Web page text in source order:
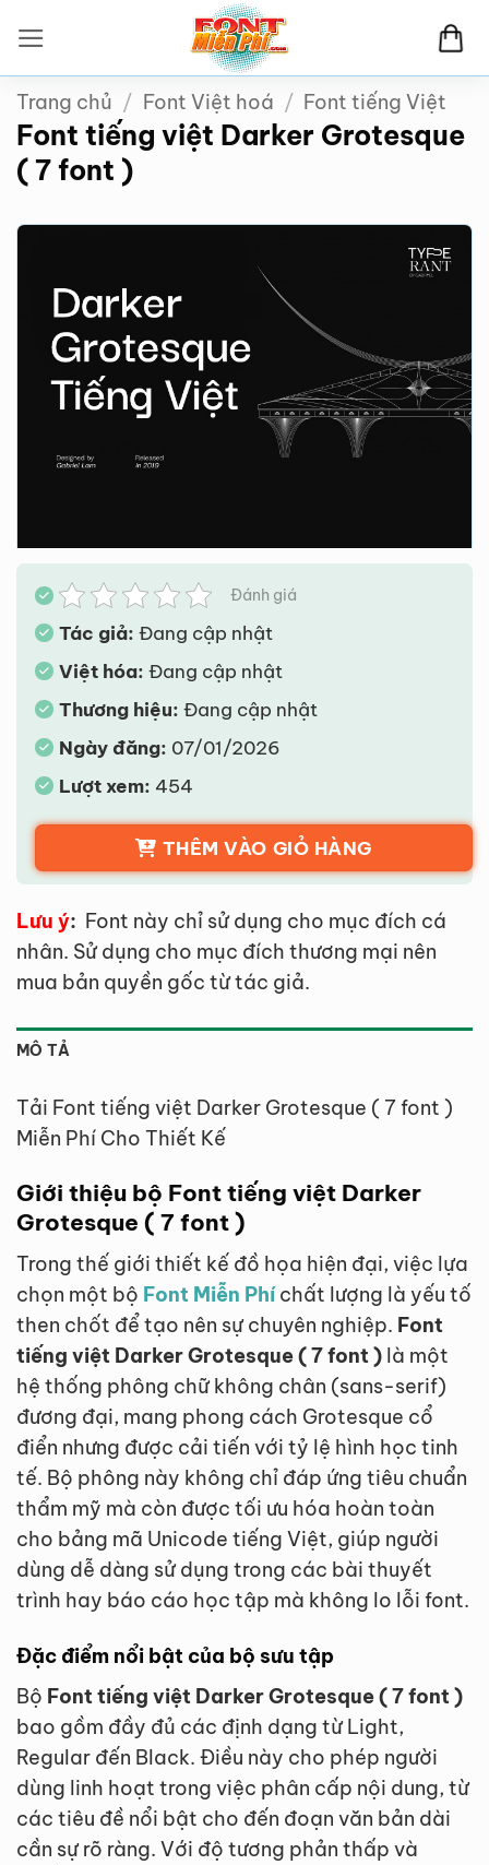
qua
nội
dung
Trang chủ / Font Việt hoá / Font tiếng Việt
Font tiếng việt Darker Grotesque
( 7 font )
Đánh giá
Tác giả: Đang cập nhật
Việt hóa: Đang cập nhật
Thương hiệu: Đang cập nhật
Ngày đăng: 07/01/2026
Lượt xem: 454
THÊM VÀO GIỎ HÀNG
Lưu ý: Font này chỉ sử dụng cho mục đích cá
nhân. Sử dụng cho mục đích thương mại nên
mua bản quyền gốc từ tác giả.
MÔ TẢ
Tải Font tiếng việt Darker Grotesque ( 7 font )
Miễn Phí Cho Thiết Kế
Giới thiệu bộ Font tiếng việt Darker
Grotesque ( 7 font )
Trong thế giới thiết kế đồ họa hiện đại, việc lựa
chọn một bộ Font Miễn Phíchất lượng là yếu tố
then chốt để tạo nên sự chuyên nghiệp. Font
tiếng việt Darker Grotesque ( 7 font ) là một
hệ thống phông chữ không chân (sans-serif)
đương đại, mang phong cách Grotesque cổ
điển nhưng được cải tiến với tỷ lệ hình học tinh
tế. Bộ phông này không chỉ đáp ứng tiêu chuẩn
thẩm mỹ mà còn được tối ưu hóa hoàn toàn
cho bảng mã Unicode tiếng Việt, giúp người
dùng dễ dàng sử dụng trong các bài thuyết
trình hay báo cáo học tập mà không lo lỗi font.
Đặc điểm nổi bật của bộ sưu tập
Bộ Font tiếng việt Darker Grotesque ( 7 font )
bao gồm đầy đủ các định dạng từ Light,
Regular đến Black. Điều này cho phép người
dùng linh hoạt trong việc phân cấp nội dung, từ
các tiêu đề nổi bật cho đến đoạn văn bản dài
cần sự rõ ràng. Với độ tương phản thấp và